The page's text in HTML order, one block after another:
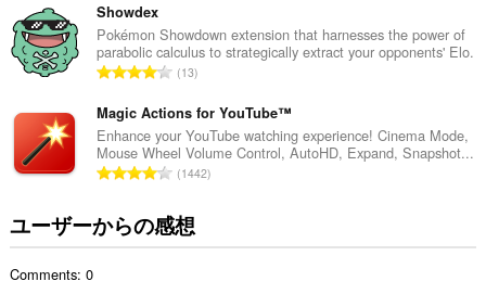
総
数
：
Showdex
Pokémon Showdown extension that harnesses the power of
parabolic calculus to strategically extract your opponents' Elo.
評
の
総
数
：
13
Magic Actions for YouTube™
Enhance your YouTube watching experience! Cinema Mode,
Mouse Wheel Volume Control, AutoHD, Expand, Snapshot...
評
の
総
1442
ユーザーからの感想
Comments: 0